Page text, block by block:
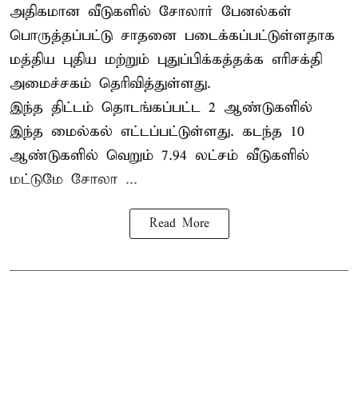
அதிகமான வீடுகளில் சோலார் பேனல்கள்
பொருத்தப்பட்டு சாதனை படைக்கப்பட்டுள்ளதாக
மத்திய புதிய மற்றும் புதுப்பிக்கத்தக்க எரிசக்தி
அமைச்சகம் தெரிவித்துள்ளது.
இந்த திட்டம் தொடங்கப்பட்ட 2 ஆண்டுகளில்
இந்த மைல்கல் எட்டப்பட்டுள்ளது. கடந்த 10
ஆண்டுகளில் வெறும் 7.94 லட்சம் வீடுகளில்
மட்டுமே சோலா ...
Read More